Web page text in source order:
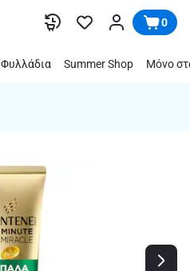
0
Φυλλάδια Summer Shop Μόνο